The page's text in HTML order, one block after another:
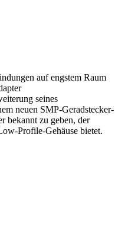
auf engstem Raum
seines
neuen SMP-Geradstecker-
bekannt zu geben, der
Profile-Gehäuse bietet.